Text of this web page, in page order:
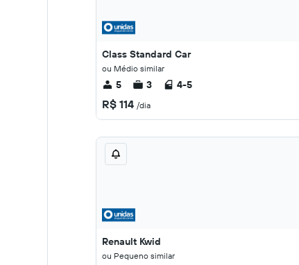
Class Standard Car
ou Médio similar
5 3 4-5
R$ 114 /dia
Renault Kwid
ou Pequeno similar